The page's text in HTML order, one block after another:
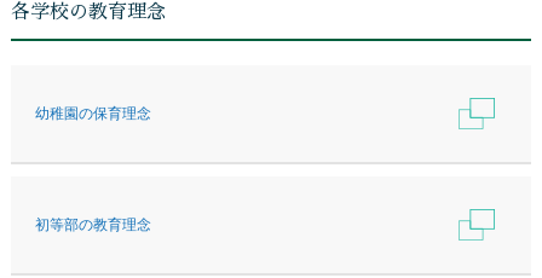
各学校の教育理念
幼稚園の保育理念
初等部の教育理念